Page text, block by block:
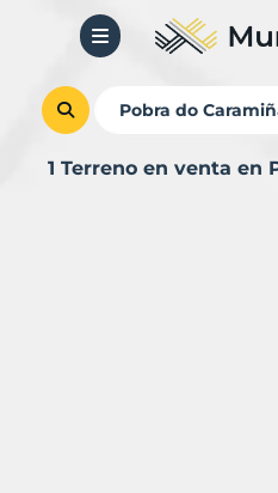
1 Terreno en venta en